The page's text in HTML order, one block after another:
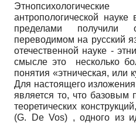
антропологической
пределами получили
переводимом на русский
отечественной науке -
смысле это несколько
понятия «этническая, или
Для настоящего
является то, что базовым
теоретических
(G. De Vos) , одного из